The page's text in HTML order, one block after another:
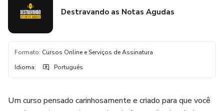
Destravando as Notas Agudas
Formato: Cursos Online e Serviços de Assinatura
Idioma: Português
Um curso pensado carinhosamente e criado para que você